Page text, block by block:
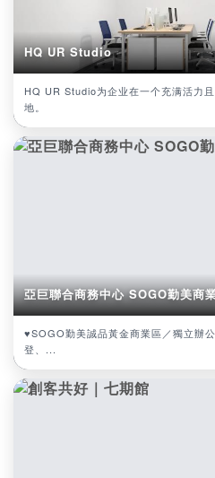
HQ UR Studio
HQ UR Studio为企业在一个充满活力
地。
亞巨聯合商務中心 SOGO勤美商
♥SOGO勤美誠品黃金商業區／獨立辦
登、...